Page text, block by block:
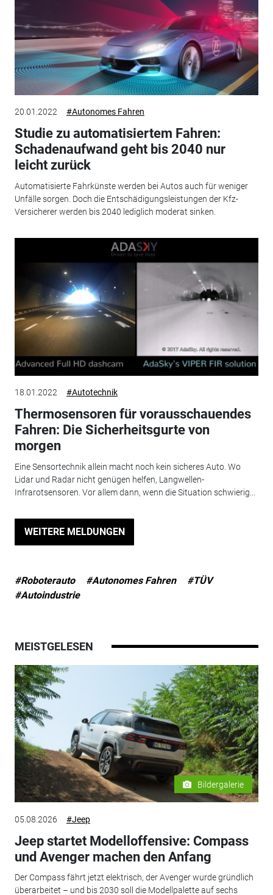
20.01.2022 #Autonomes Fahren
Studie zu automatisiertem Fahren:
Schadenaufwand geht bis 2040 nur
leicht zurück
Automatisierte Fahrkünste werden bei Autos auch für weniger
Unfälle sorgen. Doch die Entschädigungsleistungen der Kfz-
Versicherer werden bis 2040 lediglich moderat sinken.
18.01.2022 #Autotechnik
Thermosensoren für vorausschauendes
Fahren: Die Sicherheitsgurte von
morgen
Eine Sensortechnik allein macht noch kein sicheres Auto. Wo
Lidar und Radar nicht genügen helfen, Langwellen-
Infrarotsensoren. Vor allem dann, wenn die Situation schwierig...
WEITERE MELDUNGEN
#Roboterauto #Autonomes Fahren
#TÜV
#Autoindustrie
MEISTGELESEN
Bildergalerie
05.08.2026 #Jeep
Jeep startet Modelloffensive: Compass
und Avenger machen den Anfang
Der Compass fährt jetzt elektrisch, der Avenger wurde gründlich
überarbeitet – und bis 2030 soll die Modellpalette auf sechs